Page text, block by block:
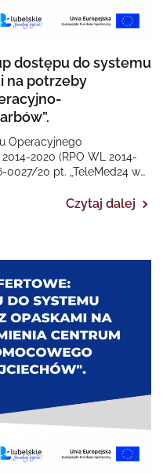
dostępu do systemu
na potrzeby
Operacyjnego
2020 (RPO WL 2014-
0027/20 pt. „TeleMed24 w
Czytaj dalej